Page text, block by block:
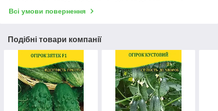
Всі умови повернення
Подібні товари компанії